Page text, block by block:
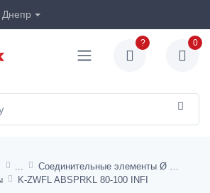
Днепр
? 0
K-ZWFL ABSPRKL 80-100 INFI